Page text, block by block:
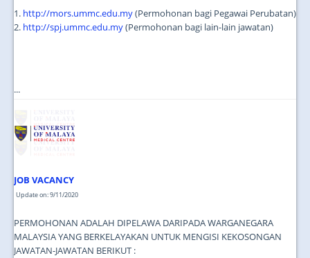
1. http://mors.ummc.edu.my(Permohonan bagi Pegawai Perubatan)
2. http://spj.ummc.edu.my(Permohonan bagi lain-lain jawatan)
...
JOB VACANCY
Update on: 9/11/2020
PERMOHONAN ADALAH DIPELAWA DARIPADA WARGANEGARA
MALAYSIA YANG BERKELAYAKAN UNTUK MENGISI KEKOSONGAN
JAWATAN-JAWATAN BERIKUT :